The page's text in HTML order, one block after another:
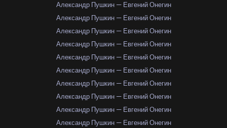
Александр Пушкин — Евгений Онегин
Александр Пушкин — Евгений Онегин
Александр Пушкин — Евгений Онегин
Александр Пушкин — Евгений Онегин
Александр Пушкин — Евгений Онегин
Александр Пушкин — Евгений Онегин
Александр Пушкин — Евгений Онегин
Александр Пушкин — Евгений Онегин
Александр Пушкин — Евгений Онегин
Александр Пушкин — Евгений Онегин